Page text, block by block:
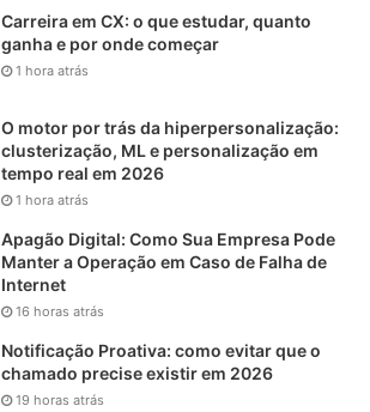
Carreira em CX: o que estudar, quanto
ganha e por onde começar
1 hora atrás
O motor por trás da hiperpersonalização:
clusterização, ML e personalização em
tempo real em 2026
1 hora atrás
Apagão Digital: Como Sua Empresa Pode
Manter a Operação em Caso de Falha de
Internet
16 horas atrás
Notificação Proativa: como evitar que o
chamado precise existir em 2026
19 horas atrás